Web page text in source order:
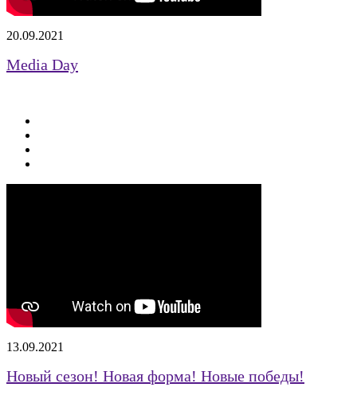
20.09.2021
Media Day
13.09.2021
Новый сезон! Новая форма! Новые победы!